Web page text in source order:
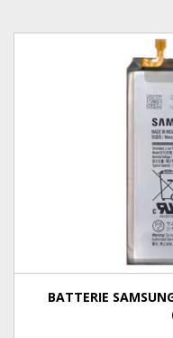
BATTERIE